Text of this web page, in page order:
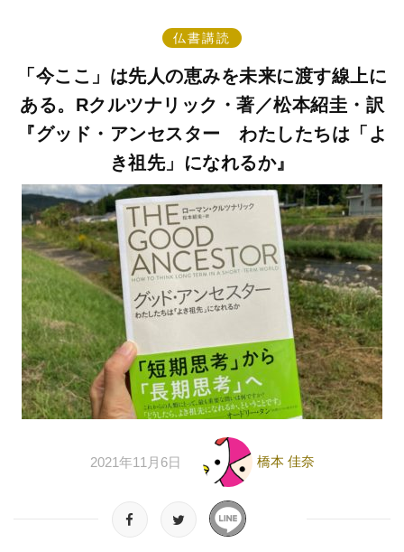
仏書講読
「今ここ」は先人の恵みを未来に渡す線上に
ある。Rクルツナリック・著／松本紹圭・訳
『グッド・アンセスター わたしたちは「よ
き祖先」になれるか』
2021年11月6日 橋本 佳奈